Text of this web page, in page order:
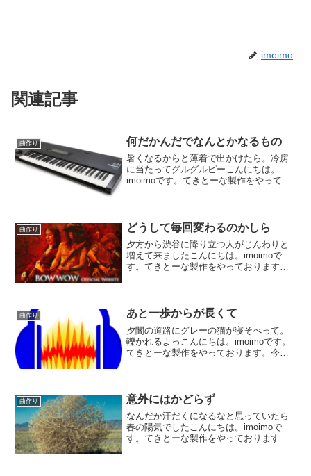
imoimo
関連記事
曲作り 何だかんだでなんとかなるもの
暑くなるからと薄着で出かけたら。冷房
に当たってグルグルピーこんにちは。
imoimoです。てきとーな製作をやってお
のですが。どうもピア...
曲作り どうして毎回変わるのかしら
夕方から渋谷に降り立つ人がじんわりと
増えて来ましたこんにちは。imoimoで
す。てきとーな製作をやっております。
て。再びオーディオに書...
曲作り あと一歩からが長くて
夕闇の道路にグレーの猫が寝そべって。
轢かれるよっこんにちは。imoimoです。
てきとーな製作をやっております。今よ
プル素材やループ素...
曲作り 意外にはかどらず
なんだか汗だくになるなと思っていたら
春の陽気でしたこんにちは。imoimoで
す。てきとーな製作をやっております。